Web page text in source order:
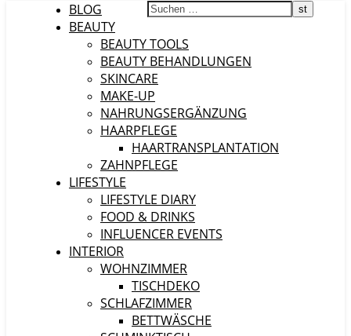
BLOG
BEAUTY
BEAUTY TOOLS
BEAUTY BEHANDLUNGEN
SKINCARE
MAKE-UP
NAHRUNGSERGÄNZUNG
HAARPFLEGE
HAARTRANSPLANTATION
ZAHNPFLEGE
LIFESTYLE
LIFESTYLE DIARY
FOOD & DRINKS
INFLUENCER EVENTS
INTERIOR
WOHNZIMMER
TISCHDEKO
SCHLAFZIMMER
BETTWÄSCHE